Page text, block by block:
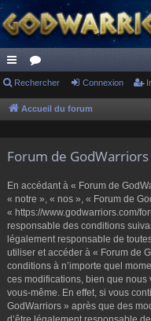
ac
co
ci
or
u
s
Rechercher Connexion
Accueil du forum
Forum de
En accédant à « Forum de
« notre », « nos », « Forum de
« https://www.godwarriors.com/
responsable des conditions
légalement responsable de
utiliser et accéder à « Forum de
conditions à n’importe quel
ces modifications, bien que
vous-même. En effet, si vous
GodWarriors » après que des